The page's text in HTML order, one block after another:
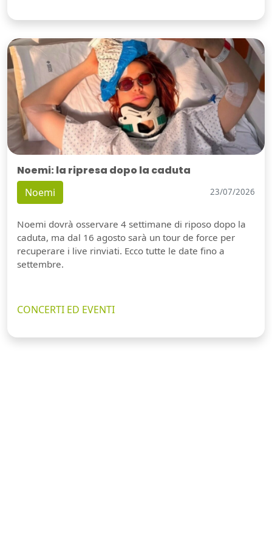
Noemi: la ripresa dopo la caduta
Noemi 23/07/2026
Noemi dovrà osservare 4 settimane di riposo dopo la
caduta, ma dal 16 agosto sarà un tour de force per
recuperare i live rinviati. Ecco tutte le date fino a
settembre.
CONCERTI ED EVENTI